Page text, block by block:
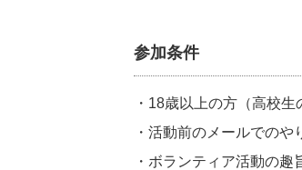
参加条件
・18歳以上の方（高校生
・活動前のメールでのや
・ボランティア活動の